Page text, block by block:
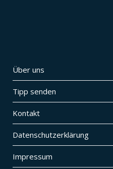
Über uns
Tipp senden
Kontakt
Datenschutzerklärung
Impressum